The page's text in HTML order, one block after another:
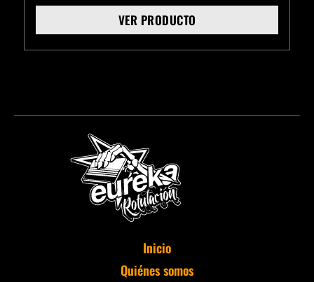
VER PRODUCTO
Inicio
Quiénes somos